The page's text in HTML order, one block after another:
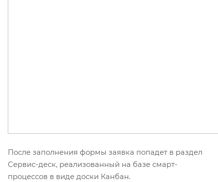
После заполнения формы заявка попадет в раздел
Сервис-деск, реализованный на базе смарт-
процессов в виде доски Канбан.